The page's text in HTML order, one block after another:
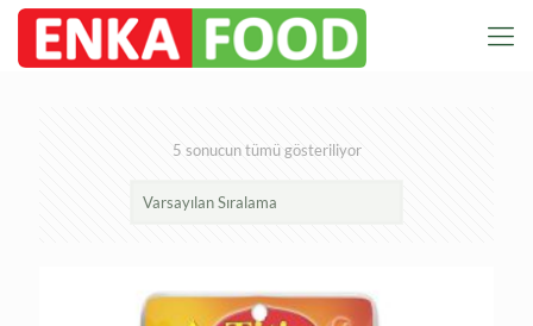
5 sonucun tümü gösteriliyor